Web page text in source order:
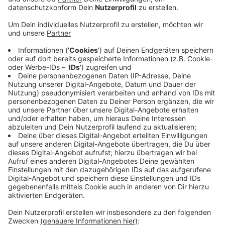
Brände zu vermeiden.
Veröffentlicht:Dienstag, 26.11.2019 05:27
Anzeige
Wer einen Adventskranz kauft, sollte vor allem darauf
achten, dass die Zweige noch frisch sind und die Deko
weit genug von den Kerzen entfernt ist. Sobald die
Kerzen brennen sollte außerdem immer ein Gefäß mit
Wasser zum Löschen bereitstehen. Am wichtigsten
sei aber, die Kerzen nicht ohne Aufsicht brennen zu
lassen, sagt die Feuerwehr. Noch im letzten Jahr
waren die Zahlen der Brände durch
Weihnachtsdekorationen leicht gestiegen. Zwischen
dem 1. Dezember 2018 und dem 6. Januar 2019 gab